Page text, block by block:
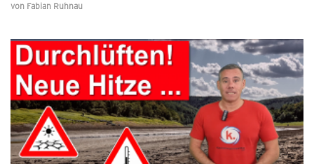
von Fabian Ruhnau